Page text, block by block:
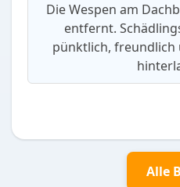
Die Wespen am
entfernt.
pünktlich, freundlich
Alle